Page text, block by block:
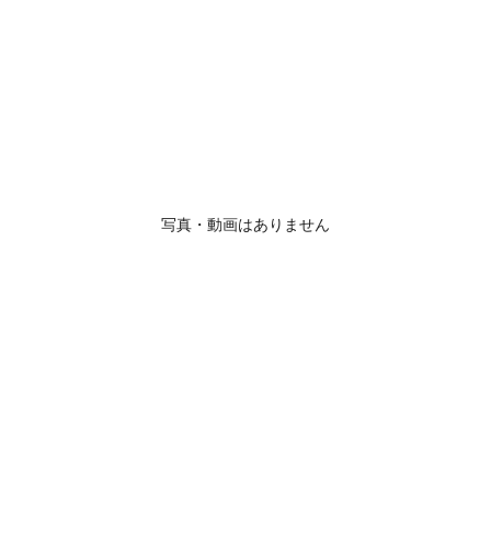
写真・動画はありません